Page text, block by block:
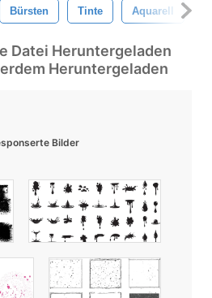
Bürsten Tinte Aquarell
Datei Heruntergeladen
Heruntergeladen
Bilder